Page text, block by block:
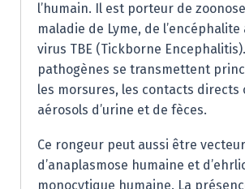
l’humain. Il est porteur de
maladie de Lyme, de
virus TBE (Tickborne
pathogènes se transmettent
les morsures, les contacts directs
aérosols d’urine et de fèces.
Ce rongeur peut aussi être vecteur
d’anaplasmose humaine et
monocytique humaine. La